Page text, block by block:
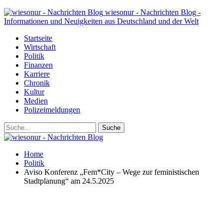
wiesonur - Nachrichten Blog -
Informationen und Neuigkeiten aus Deutschland und der Welt
Startseite
Wirtschaft
Politik
Finanzen
Karriere
Chronik
Kultur
Medien
Polizeimeldungen
Home
Politik
Aviso Konferenz „Fem*City – Wege zur feministischen
Stadtplanung“ am 24.5.2025